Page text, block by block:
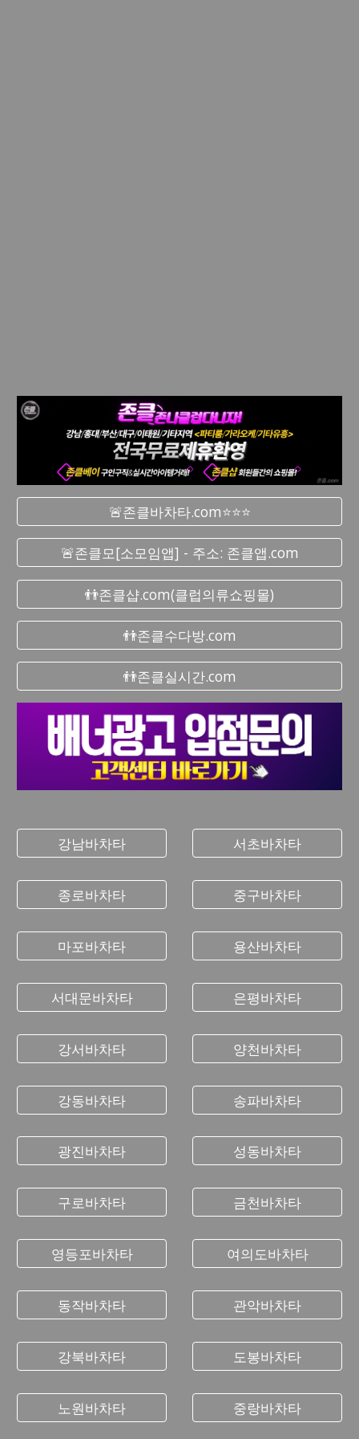
🚨존클바차타.com⭐⭐⭐
🚨존클모[소모임앱] - 주소: 존클앱.com
👬존클샵.com(클럽의류쇼핑몰)
👬존클수다방.com
👬존클실시간.com
강남바차타
종로바차타
마포바차타
서대문바차타
강서바차타
강동바차타
광진바차타
구로바차타
영등포바차타
동작바차타
강북바차타
노원바차타
서초바차타
중구바차타
용산바차타
은평바차타
양천바차타
송파바차타
성동바차타
금천바차타
여의도바차타
관악바차타
도봉바차타
중랑바차타